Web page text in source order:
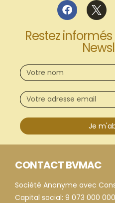
Restez
Je
CONTACT BVMAC
Société Anonyme avec
Capital social: 9 073 000 000